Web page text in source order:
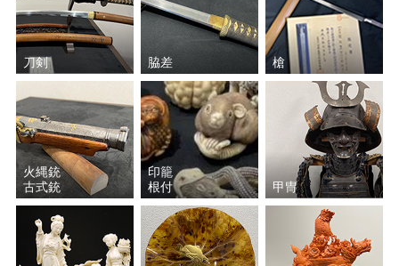
刀剣 脇差 槍
火縄銃
古式銃
印籠
根付
甲冑